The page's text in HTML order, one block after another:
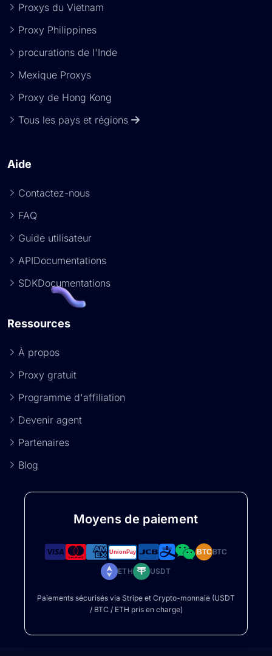
Proxys du Vietnam
Proxy Philippines
procurations de l'Inde
Mexique Proxys
Proxy de Hong Kong
Tous les pays et régions
Aide
Contactez-nous
FAQ
Guide utilisateur
APIDocumentations
SDKDocumentations
Ressources
À propos
Proxy gratuit
Programme d'affiliation
Devenir agent
Partenaires
Blog
Moyens de paiement
BTCBTC
ETH USDT
Paiements sécurisés via Stripe et Crypto-monnaie (USDT
/ BTC / ETH pris en charge)